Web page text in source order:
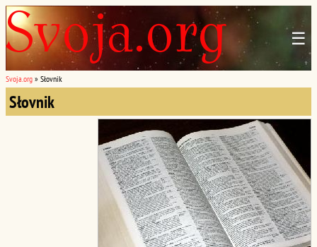
☰
Svoja.org » Słovnik
Słovnik